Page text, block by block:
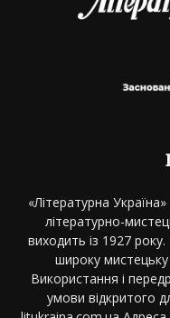
«Літературна
літературно-
виходить із 1927
широку мистецьку
Використання і
умови відкритого